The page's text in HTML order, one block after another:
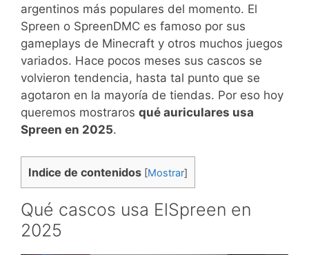
argentinos más populares del momento. El
Spreen o SpreenDMC es famoso por sus
gameplays de Minecraft y otros muchos juegos
variados. Hace pocos meses sus cascos se
volvieron tendencia, hasta tal punto que se
agotaron en la mayoría de tiendas. Por eso hoy
queremos mostraros qué auriculares usa
Spreen en 2025.
Indice de contenidos [Mostrar]
Qué cascos usa ElSpreen en
2025